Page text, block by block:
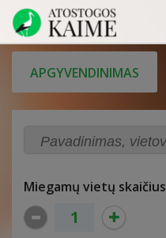
APGYVENDINIMAS
Miegamų vietų skaičius